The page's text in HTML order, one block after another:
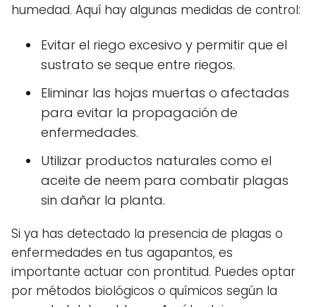
humedad. Aquí hay algunas medidas de control:
Evitar el riego excesivo y permitir que el
sustrato se seque entre riegos.
Eliminar las hojas muertas o afectadas
para evitar la propagación de
enfermedades.
Utilizar productos naturales como el
aceite de neem para combatir plagas
sin dañar la planta.
Si ya has detectado la presencia de plagas o
enfermedades en tus agapantos, es
importante actuar con prontitud. Puedes optar
por métodos biológicos o químicos según la